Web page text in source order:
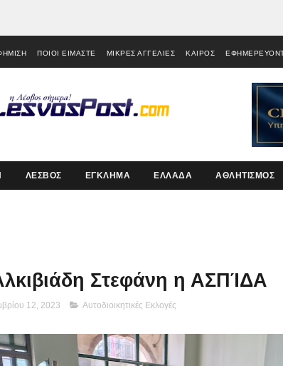
ΠΟΙΟΙ ΕΙΜΑΣΤΕ ΜΙΚΡΕΣ ΑΓΓΕΛΙΕΣ ΚΑΙΡΟΣ
ΛΕΣΒΟΣ ΕΓΚΛΗΜΑ ΕΛΛΑΔΑ ΑΘΛΗΤΙΣΜΟΣ
Στεφάνη η ΑΣΠΊΔΑ
12, 2023 Αυτοδιοικητικές Εκλογές